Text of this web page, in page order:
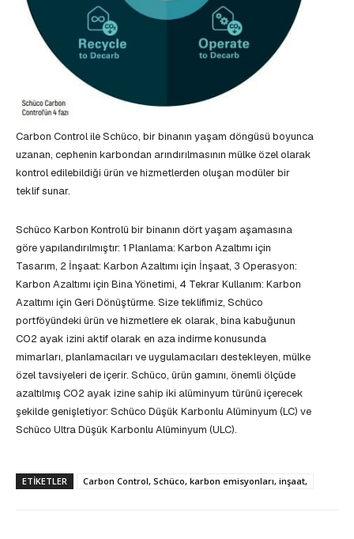
Carbon Control ile Schüco, bir binanın yaşam döngüsü boyunca
uzanan, cephenin karbondan arındırılmasının mülke özel olarak
kontrol edilebildiği ürün ve hizmetlerden oluşan modüler bir
teklif sunar.
Schüco Karbon Kontrolü bir binanın dört yaşam aşamasına
göre yapılandırılmıştır: 1 Planlama: Karbon Azaltımı için
Tasarım, 2 İnşaat: Karbon Azaltımı için İnşaat, 3 Operasyon:
Karbon Azaltımı için Bina Yönetimi, 4 Tekrar Kullanım: Karbon
Azaltımı için Geri Dönüştürme. Size teklifimiz, Schüco
portföyündeki ürün ve hizmetlere ek olarak, bina kabuğunun
CO2 ayak izini aktif olarak en aza indirme konusunda
mimarları, planlamacıları ve uygulamacıları destekleyen, mülke
özel tavsiyeleri de içerir. Schüco, ürün gamını, önemli ölçüde
azaltılmış CO2 ayak izine sahip iki alüminyum türünü içerecek
şekilde genişletiyor: Schüco Düşük Karbonlu Alüminyum (LC) ve
Schüco Ultra Düşük Karbonlu Alüminyum (ULC).
ETIKETLER Carbon Control, Schüco, karbon emisyonları, inşaat,